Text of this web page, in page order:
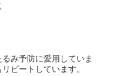
み予防に愛用していま
ピートしています。